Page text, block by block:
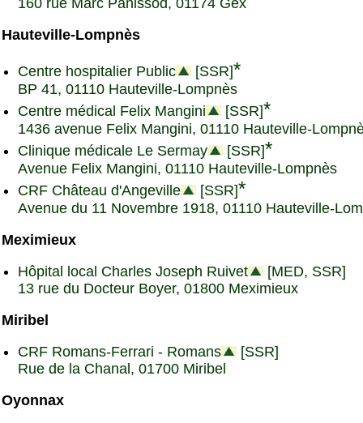
160 rue Marc Panissod, 01174 Gex
Hauteville-Lompnès
Centre hospitalier Public [SSR]*
BP 41, 01110 Hauteville-Lompnès
Centre médical Felix Mangini
[SSR]*
1436 avenue Felix Mangini, 01110 Hauteville-
Clinique médicale Le Sermay
[SSR]*
Avenue Felix Mangini, 01110 Hauteville-Lompnès
CRF Château d'Angeville
[SSR]*
Avenue du 11 Novembre 1918, 01110 Hauteville-
Meximieux
Hôpital local Charles Joseph Ruivet
[MED, SSR]
13 rue du Docteur Boyer, 01800 Meximieux
Miribel
CRF Romans-Ferrari - Romans
[SSR]
Rue de la Chanal, 01700 Miribel
Oyonnax